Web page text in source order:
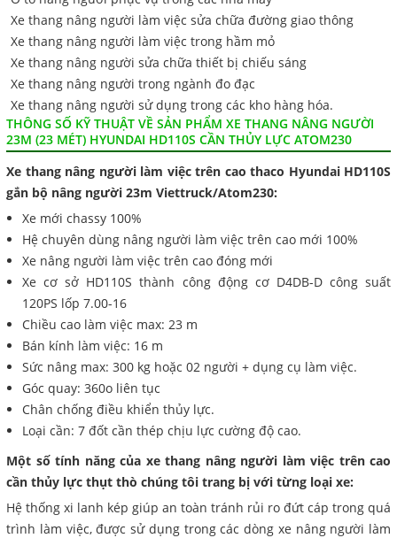
Xe thang nâng người làm việc sửa chữa đường giao thông
Xe thang nâng người làm việc trong hầm mỏ
Xe thang nâng người sửa chữa thiết bị chiếu sáng
Xe thang nâng người trong ngành đo đạc
Xe thang nâng người sử dụng trong các kho hàng hóa.
THÔNG SỐ KỸ THUẬT VỀ SẢN PHẨM XE THANG NÂNG NGƯỜI
23M (23 MÉT) HYUNDAI HD110S CẦN THỦY LỰC ATOM230
Xe thang nâng người làm việc trên cao thaco Hyundai HD110S
gắn bộ nâng người 23m Viettruck/Atom230:
Xe mới chassy 100%
Hệ chuyên dùng nâng người làm việc trên cao mới 100%
Xe nâng người làm việc trên cao đóng mới
Xe cơ sở HD110S thành công động cơ D4DB-D công suất
120PS lốp 7.00-16
Chiều cao làm việc max: 23 m
Bán kính làm việc: 16 m
Sức nâng max: 300 kg hoặc 02 người + dụng cụ làm việc.
Góc quay: 360o liên tục
Chân chống điều khiển thủy lực.
Loại cần: 7 đốt cần thép chịu lực cường độ cao.
Một số tính năng của xe thang nâng người làm việc trên cao
cần thủy lực thụt thò chúng tôi trang bị với từng loại xe:
Hệ thống xi lanh kép giúp an toàn tránh rủi ro đứt cáp trong quá
trình làm việc, được sử dụng trong các dòng xe nâng người làm